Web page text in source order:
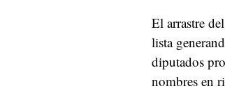
El arrastre
lista
diputados
nombres en